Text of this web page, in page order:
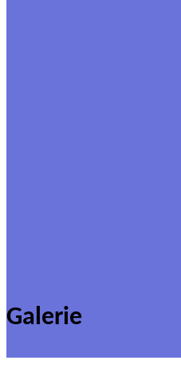
Galerie